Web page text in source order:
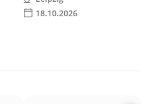
18.10.2026